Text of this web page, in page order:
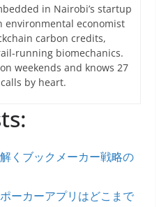
in Nairobi’s startup
environmental economist
carbon credits,
running biomechanics.
weekends and knows 27
by heart.
くブックメーカー戦略の
ーカーアプリはどこまで